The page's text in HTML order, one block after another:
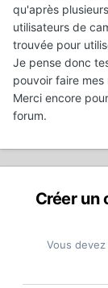
qu'après
utilisateurs de
trouvée pour
Je pense donc
pouvoir faire
Merci encore
forum.
Créer un
Vous